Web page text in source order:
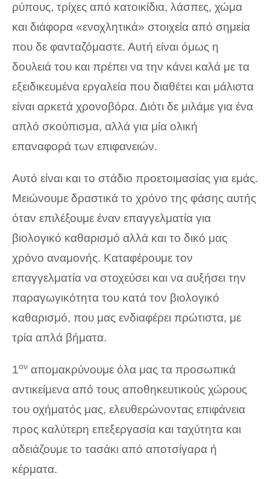
ρύπους, τρίχες από κατοικίδια, λάσπες, χώμα
και διάφορα «ενοχλητικά» στοιχεία από σημεία
που δε φανταζόμαστε. Αυτή είναι όμως η
δουλειά του και πρέπει να την κάνει καλά με τα
εξειδικευμένα εργαλεία που διαθέτει και μάλιστα
είναι αρκετά χρονοβόρα. Διότι δε μιλάμε για ένα
απλό σκούπισμα, αλλά για μία ολική
επαναφορά των επιφανειών.
Αυτό είναι και το στάδιο προετοιμασίας για εμάς.
Μειώνουμε δραστικά το χρόνο της φάσης αυτής
όταν επιλέξουμε έναν επαγγελματία για
βιολογικό καθαρισμό αλλά και το δικό μας
χρόνο αναμονής. Καταφέρουμε τον
επαγγελματία να στοχεύσει και να αυξήσει την
παραγωγικότητα του κατά τον βιολογικό
καθαρισμό, που μας ενδιαφέρει πρώτιστα, με
τρία απλά βήματα.
1ον απομακρύνουμε όλα μας τα προσωπικά
αντικείμενα από τους αποθηκευτικούς χώρους
του οχήματός μας, ελευθερώνοντας επιφάνεια
προς καλύτερη επεξεργασία και ταχύτητα και
αδειάζουμε το τασάκι από αποτσίγαρα ή
κέρματα.